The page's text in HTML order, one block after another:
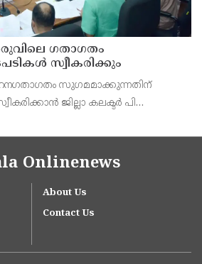
ഗതാഗതം
സ്വീകരിക്കും
സുഗമമാക്കുന്നതിന്
ജില്ലാ കലക്ടര്‍ പി
Onlinenews
About Us
Contact Us